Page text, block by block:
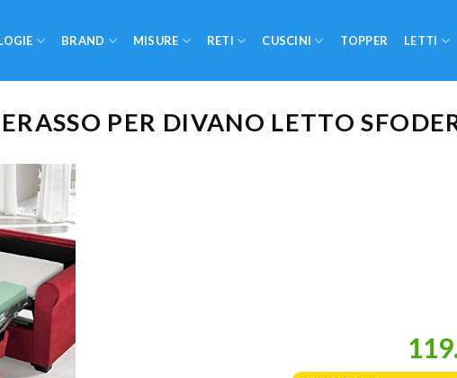
BRAND MISURE RETI CUSCINI TOPPER LETTI
PER DIVANO LETTO